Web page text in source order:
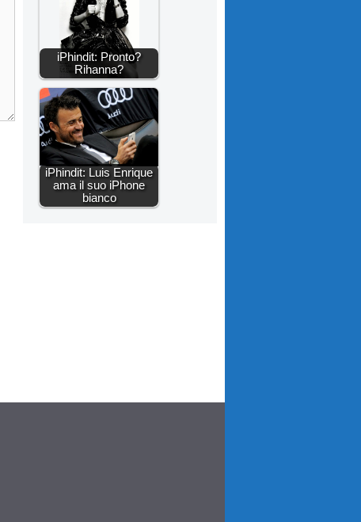
iPhindit: Pronto?
Rihanna?
iPhindit: Luis Enrique
ama il suo iPhone
bianco